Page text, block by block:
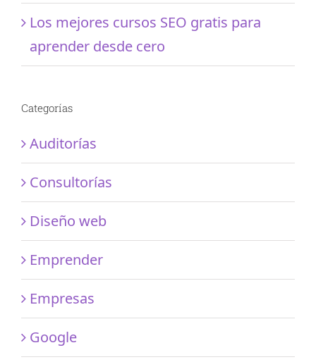
Los mejores cursos SEO gratis para
aprender desde cero
Categorías
Auditorías
Consultorías
Diseño web
Emprender
Empresas
Google